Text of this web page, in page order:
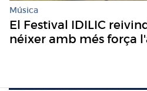
Música
El Festival IDILIC
néixer amb més força